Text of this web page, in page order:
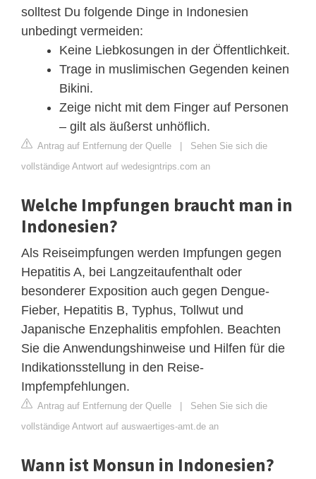
solltest Du folgende Dinge in Indonesien
unbedingt vermeiden:
Keine Liebkosungen in der Öffentlichkeit.
Trage in muslimischen Gegenden keinen
Bikini.
Zeige nicht mit dem Finger auf Personen
– gilt als äußerst unhöflich.
Antrag auf Entfernung der Quelle | Sehen Sie sich die
vollständige Antwort auf wedesigntrips.com an
Welche Impfungen braucht man in
Indonesien?
Als Reiseimpfungen werden Impfungen gegen
Hepatitis A, bei Langzeitaufenthalt oder
besonderer Exposition auch gegen Dengue-
Fieber, Hepatitis B, Typhus, Tollwut und
Japanische Enzephalitis empfohlen. Beachten
Sie die Anwendungshinweise und Hilfen für die
Indikationsstellung in den Reise-
Impfempfehlungen.
Antrag auf Entfernung der Quelle | Sehen Sie sich die
vollständige Antwort auf auswaertiges-amt.de an
Wann ist Monsun in Indonesien?